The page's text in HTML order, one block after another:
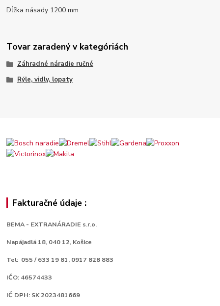
Dĺžka násady 1200 mm
Tovar zaradený v kategóriách
Záhradné náradie ručné
Rýle, vidly, lopaty
Fakturačné údaje :
BEMA - EXTRANÁRADIE s.r.o.
Napájadlá 18, 040 12, Košice
Tel: 055 / 633 19 81, 0917 828 883
IČO: 46574433
IČ DPH: SK 2023481669